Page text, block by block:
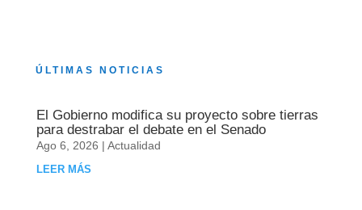
ÚLTIMAS NOTICIAS
El Gobierno modifica su proyecto sobre tierras
para destrabar el debate en el Senado
Ago 6, 2026 | Actualidad
LEER MÁS